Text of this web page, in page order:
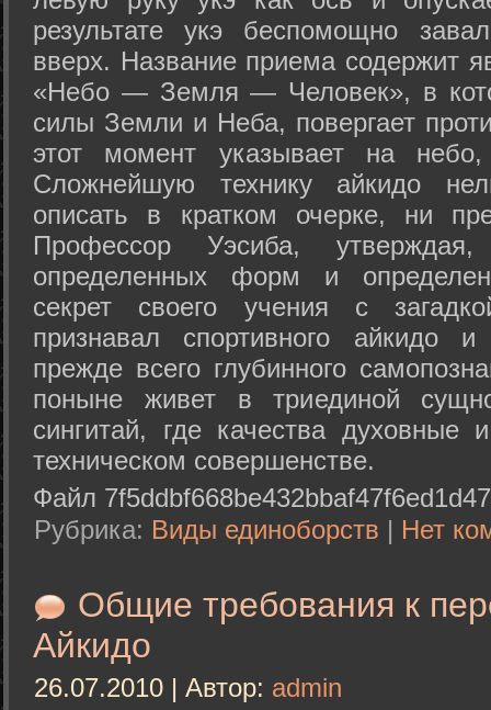
результате укэ беспомощно
вверх. Название приема содержит
«Небо — Земля — Человек», в
силы Земли и Неба, повергает
этот момент указывает на
Сложнейшую технику айкидо
описать в кратком очерке, ни
Профессор Уэсиба,
определенных форм и
секрет своего учения с
признавал спортивного айкидо
прежде всего глубинного
поныне живет в триединой
сингитай, где качества духовные
техническом совершенстве.
Файл
Рубрика: Виды единоборств | Нет
Общие требования к
Айкидо
26.07.2010 | Автор: admin